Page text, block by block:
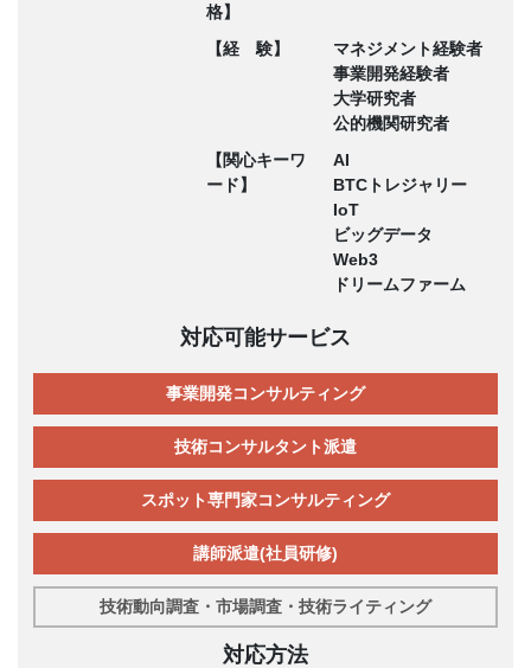
格】
【経 験】
マネジメント経験者
事業開発経験者
大学研究者
公的機関研究者
【関心キーワ
ード】
AI
BTCトレジャリー
IoT
ビッグデータ
Web3
ドリームファーム
対応可能サービス
事業開発コンサルティング
技術コンサルタント派遣
スポット専門家コンサルティング
講師派遣(社員研修)
技術動向調査・市場調査・技術ライティング
対応方法